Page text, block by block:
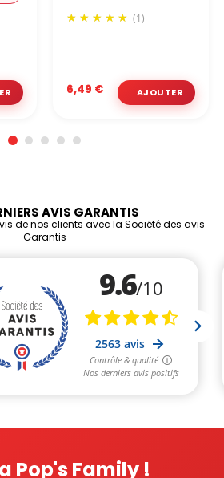
(1)
6,49 €
AVIS GARANTIS
de nos clients avec la Société des avis
Garantis
Pop's Family !